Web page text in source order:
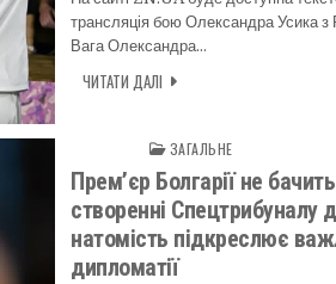
трансляція бою Олександра Усика з
Вага Олександра…
ЧИТАТИ ДАЛІ
ЗАГАЛЬНЕ
Прем’єр Болгарії не
створенні Спецтрибуналу
натомість підкреслює
дипломатії